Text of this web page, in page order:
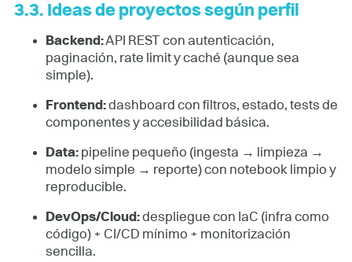
3.3. Ideas de proyectos según perfil
Backend:API REST con autenticación,
paginación, rate limit y caché (aunque sea
simple).
Frontend:dashboard con filtros, estado, tests de
componentes y accesibilidad básica.
Data: pipeline pequeño (ingesta → limpieza →
modelo simple → reporte) con notebook limpio y
reproducible.
DevOps/Cloud:despliegue con IaC (infra como
código) + CI/CD mínimo + monitorización
sencilla.